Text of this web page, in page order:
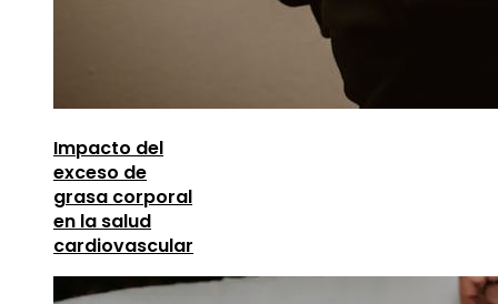
Impacto del
exceso de
grasa corporal
en la salud
cardiovascular